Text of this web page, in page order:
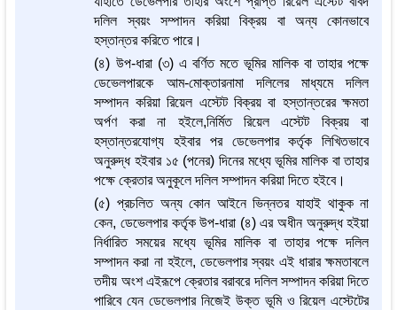
দলিল স্বয়ং সম্পাদন করিয়া বিক্রয় বা অন্য কোনভাবে
হস্তান্তর করিতে পারে।
(৪) উপ-ধারা (৩) এ বর্ণিত মতে ভূমির মালিক বা তাহার পক্ষে
ডেভেলপারকে আম-মোক্তারনামা দলিলের মাধ্যমে দলিল
সম্পাদন করিয়া রিয়েল এস্টেট বিক্রয় বা হস্তান্তরের ক্ষমতা
অর্পণ করা না হইলে,নির্মিত রিয়েল এস্টেট বিক্রয় বা
হস্তান্তরযোগ্য হইবার পর ডেভেলপার কর্তৃক লিখিতভাবে
অনুরুদ্ধ হইবার ১৫ (পনের) দিনের মধ্যে ভূমির মালিক বা তাহার
পক্ষে ক্রেতার অনুকূলে দলিল সম্পাদন করিয়া দিতে হইবে।
(৫) প্রচলিত অন্য কোন আইনে ভিন্নতর যাহাই থাকুক না
কেন, ডেভেলপার কর্তৃক উপ-ধারা (৪) এর অধীন অনুরুদ্ধ হইয়া
নির্ধারিত সময়ের মধ্যে ভূমির মালিক বা তাহার পক্ষে দলিল
সম্পাদন করা না হইলে, ডেভেলপার স্বয়ং এই ধারার ক্ষমতাবলে
তদীয় অংশ এইরূপে ক্রেতার বরাবরে দলিল সম্পাদন করিয়া দিতে
পারিবে যেন ডেভেলপার নিজেই উক্ত ভূমি ও রিয়েল এস্টেটের